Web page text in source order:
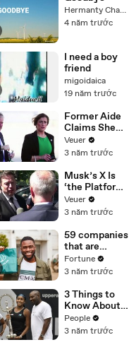
Hermanty Channel
4 năm trước
I need a boy
friend
migoidaica
19 năm trước
Former Aide
Claims She
Was Asked to
Make a ‘Hit
Trump
Veuer
3 năm trước
Musk’s X Is
‘the Platform
With the
Largest Ratio
Misinformatio
n or
Disinformatio
n’ Amongst
All Social
Media
Platforms
Veuer
3 năm trước
59 companies
that are
changing the
world: From
Chobani
Fortune
3 năm trước
3 Things to
Know About
Coco Gauff's
Parents
People
3 năm trước